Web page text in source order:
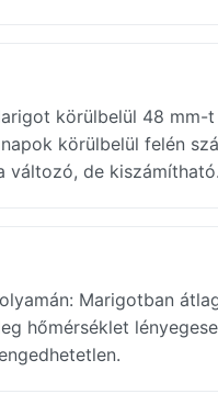
körülbelül 48
körülbelül felén
változó, de kiszámítható.
Marigotban
hőmérséklet